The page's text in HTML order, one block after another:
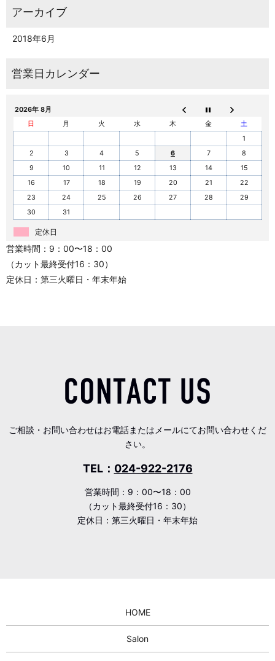
2018年6月
2026年 8月
日
月 火 水 木 金
土
1
2
3 4 5 6 7
8
9
10 11 12 13 14
15
16
17 18 19 20 21
22
23
24 25 26 27 28
29
30
31
定休日
営業時間：9：00〜18：00
（カット最終受付16：30）
定休日：第三火曜日・年末年始
ご相談・お問い合わせはお電話またはメールにてお問い合わせくだ
さい。
TEL： 024-922-2176
営業時間：9：00〜18：00
（カット最終受付16：30）
定休日：第三火曜日・年末年始
HOME
Salon